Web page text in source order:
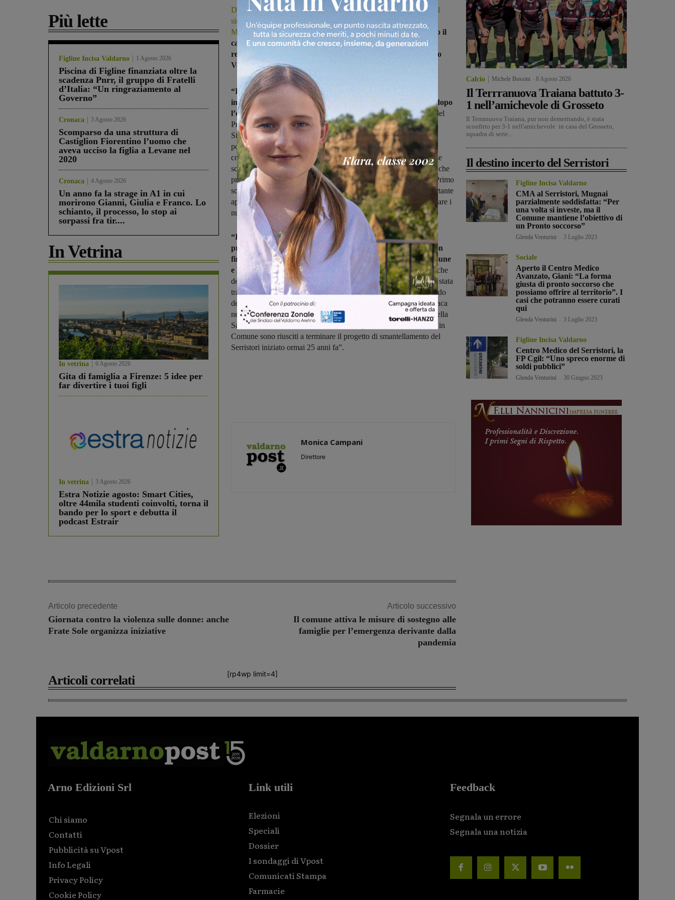
Più lette
Figline Incisa Valdarno 1 Agosto 2026
Piscina di Figline finanziata oltre la
scadenza Pnrr, il gruppo di Fratelli
d’Italia: “Un ringraziamento al
Governo”
Cronaca 3 Agosto 2026
Scomparso da una struttura di
Castiglion Fiorentino l’uomo che
aveva ucciso la figlia a Levane nel
2020
Cronaca 4 Agosto 2026
Un anno fa la strage in A1 in cui
morirono Gianni, Giulia e Franco. Lo
schianto, il processo, lo stop ai
sorpassi fra tir....
In Vetrina
In vetrina 6 Agosto 2026
Gita di famiglia a Firenze: 5 idee per
far divertire i tuoi figli
In vetrina 3 Agosto 2026
Estra Notizie agosto: Smart Cities,
oltre 44mila studenti coinvolti, torna il
bando per lo sport e debutta il
podcast Estrair
Dopo l’incontro con l’Azienda sanitaria e la presa di posizione del
sindaco di Figline Incisa Giulia Mugnai e dell’assessore Arianna
Martini, sulla questione Serristori e Pronto soccorsointervengono il
capogruppo di Fratelli d’Italia, Giorgia Arcamone, ed i
responsabili di Figline Incisa e del Valdarno fiorentino, Enrico
Venturi e Valentina Trambusti.
“Il Sindaco e l’Assessore alla Sanità certificano la loro
inadeguatezza politica tornando nuovamente ‘a mani vuote’ dopo
l’ennesima riunione con la ASL.Dopo un anno dalla chiusura del
Pronto Soccorso riteniamo infatti la presa di posizione politica del
Sindaco e dell’Assessore assolutamente tardiva e sopratutto
politicamente inaccettabile e non credibile. Inaccettabile perché si
continua a puntare il dito contro l’ASL quando questa attua precise
scelte politiche decise dall’assessore regionale alla Sanità Bezzini che
propose proprio il declassamento da Pronto Soccorso a Punto di Primo
soccorso. Declassamento che il Sindaco giudicò come una ‘importante
apertura’ tanto che gli ex raspiniani dovettero pregarla di non firmare i
nuovi accordi di rilancio del Serristori dove era previsto”.
“Inoltre quando il consigliere capogruppo di FdI Arcamone
presentó la mozione in Consiglio comunale per chiedere di non
firmare la trasformazione del PS, il PD, Azione, Italia in Comune
e la stessa Sindaca votarono contro . In ogni caso comunque anche
del Punto di Primo Soccorso promesso per inizio ottobre non vi è stata
traccia. Ricordiamo infine che nei fondi del PNRR non c’e un soldo
destinato al Serristori, a differenza di quanto dichiarato dalla Sindaca
nei mesi estivi mentre questi sono invece destinati per una Casa della
Salute. In conclusione, finalmente, il PD grazie ad Azione e Italia in
Comune sono riusciti a terminare il progetto di smantellamento del
Serristori iniziato ormai 25 anni fa”.
Monica Campani
Direttore
Articolo precedente
Giornata contro la violenza sulle donne: anche
Frate Sole organizza iniziative
Articolo successivo
Il comune attiva le misure di sostegno alle
famiglie per l’emergenza derivante dalla
pandemia
[rp4wp limit=4]
Articoli correlati
Calcio Michele Bossini 8 Agosto 2026
Il Terrranuova Traiana battuto 3-
1 nell’amichevole di Grosseto
Il Terranuova Traiana, pur non demeritando, è stata
sconfitto per 3-1 nell'amichevole in casa del Grosseto,
squadra di serie...
Il destino incerto del Serristori
Figline Incisa Valdarno
CMA al Serristori, Mugnai
parzialmente soddisfatta: “Per
una volta si investe, ma il
Comune mantiene l’obiettivo di
un Pronto soccorso”
Glenda Venturini 3 Luglio 2023
Sociale
Aperto il Centro Medico
Avanzato, Giani: “La forma
giusta di pronto soccorso che
possiamo offrire al territorio”. I
casi che potranno essere curati
qui
Glenda Venturini 3 Luglio 2023
Figline Incisa Valdarno
Centro Medico del Serristori, la
FP Cgil: “Uno spreco enorme di
soldi pubblici”
Glenda Venturini 30 Giugno 2023
Arno Edizioni Srl
Chi siamo
Contatti
Pubblicità su Vpost
Info Legali
Privacy Policy
Cookie Policy
Link utili
Elezioni
Speciali
Dossier
I sondaggi di Vpost
Comunicati Stampa
Farmacie
Feedback
Segnala un errore
Segnala una notizia